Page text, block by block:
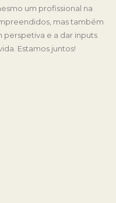
um profissional na
mas também
perspetiva e a dar inputs
Estamos juntos!